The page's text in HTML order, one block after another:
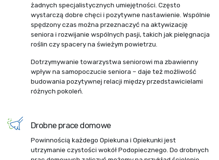
żadnych specjalistycznych umiejętności. Często
wystarczą dobre chęci i pozytywne nastawienie. Wspólnie
spędzony czas można przeznaczyć na aktywizację
seniora i rozwijanie wspólnych pasji, takich jak pielęgnacja
roślin czy spacery na świeżym powietrzu.
Dotrzymywanie towarzystwa seniorowi ma zbawienny
wpływ na samopoczucie seniora – daje też możliwość
budowania pozytywnej relacji między przedstawicielami
różnych pokoleń.
Drobne prace domowe
Powinnością każdego Opiekuna i Opiekunki jest
utrzymanie czystości wokół Podopiecznego. Do drobnych